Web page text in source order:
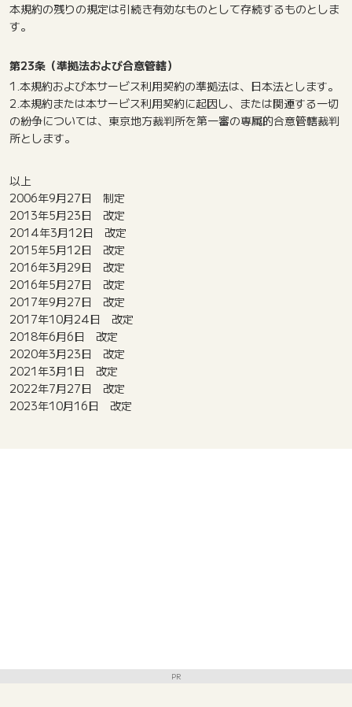
本規約の残りの規定は引続き有効なものとして存続するものとしま
す。
第23条（準拠法および合意管轄）
1.本規約および本サービス利用契約の準拠法は、日本法とします。
2.本規約または本サービス利用契約に起因し、または関連する一切
の紛争については、東京地方裁判所を第一審の専属的合意管轄裁判
所とします。
以上
2006年9月27日 制定
2013年5月23日 改定
2014年3月12日 改定
2015年5月12日 改定
2016年3月29日 改定
2016年5月27日 改定
2017年9月27日 改定
2017年10月24日 改定
2018年6月6日 改定
2020年3月23日 改定
2021年3月1日 改定
2022年7月27日 改定
2023年10月16日 改定
PR